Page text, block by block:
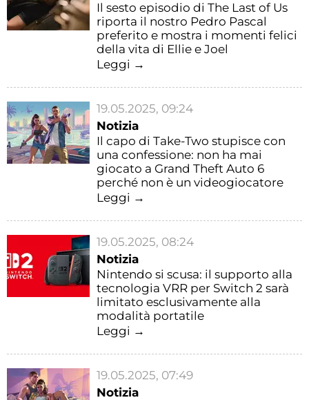
Il sesto episodio di The Last of Us
riporta il nostro Pedro Pascal
preferito e mostra i momenti felici
della vita di Ellie e Joel
Leggi →
19.05.2025, 09:24
Notizia
Il capo di Take-Two stupisce con
una confessione: non ha mai
giocato a Grand Theft Auto 6
perché non è un videogiocatore
Leggi →
19.05.2025, 08:24
Notizia
Nintendo si scusa: il supporto alla
tecnologia VRR per Switch 2 sarà
limitato esclusivamente alla
modalità portatile
Leggi →
19.05.2025, 07:49
Notizia